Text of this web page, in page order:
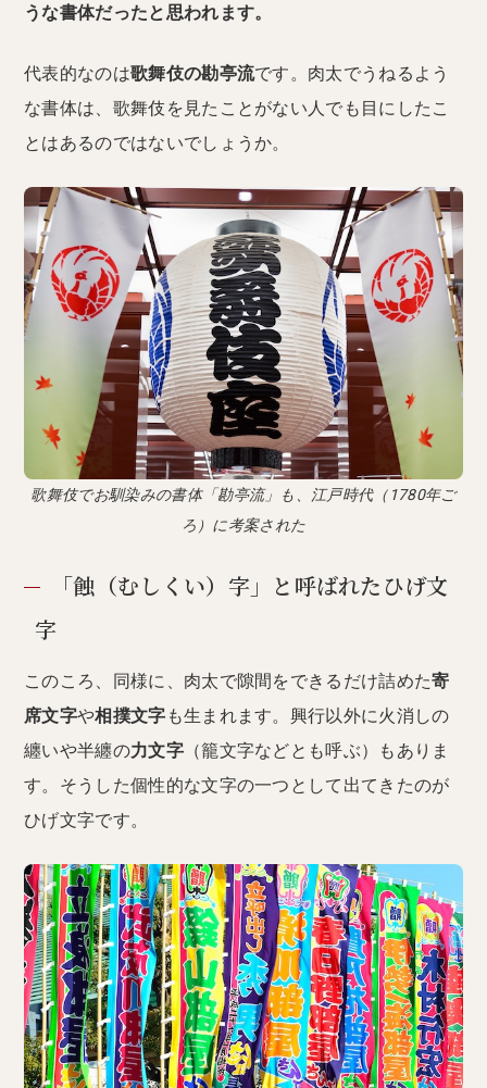
うな書体だったと思われます。
代表的なのは歌舞伎の勘亭流です。肉太でうねるよう
な書体は、歌舞伎を見たことがない人でも目にしたこ
とはあるのではないでしょうか。
歌舞伎でお馴染みの書体「勘亭流」も、江戸時代（1780年ご
ろ）に考案された
「蝕（むしくい）字」と呼ばれたひげ文
字
このころ、同様に、肉太で隙間をできるだけ詰めた寄
席文字や相撲文字 も生まれます。興行以外に火消しの
纏いや半纏の力文字（籠文字などとも呼ぶ）もありま
す。そうした個性的な文字の一つとして出てきたのが
ひげ文字です。